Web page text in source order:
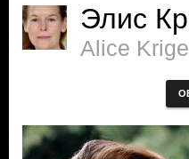
Элис
Alice Krige